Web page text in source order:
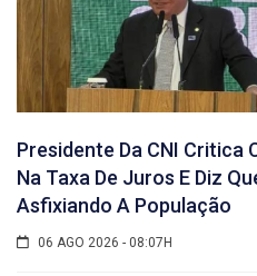
Presidente Da CNI Critica
Na Taxa De Juros E Diz
Asfixiando A População
06 AGO 2026 - 08:07H